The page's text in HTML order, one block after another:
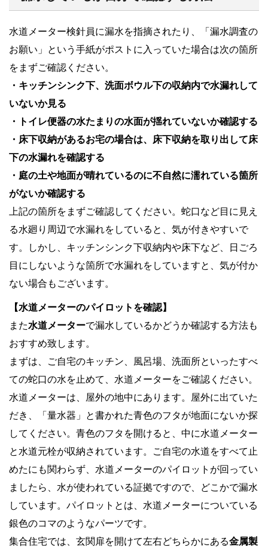
水道メーター検針員に漏水を指摘されたり、「漏水調査の
お願い」という手紙がポストに入っていた場合は次の箇所
をまずご確認ください。
・キッチンシンク下、洗面ボウル下の収納内で水漏れして
いないか見る
・トイレ便器の水たまりの水面が揺れていないか確認する
・床下収納があるお宅の場合は、床下収納を取り出して床
下の水漏れを確認する
・庭の土や地面が晴れているのに不自然に濡れている箇所
がないか確認する
上記の箇所をまずご確認してください。蛇口など目に見え
る水廻り周辺で水漏れをしていると、気が付きやすいで
す。しかし、キッチンシンク下収納内や床下など、日ごろ
目にしないような箇所で水漏れをしていますと、気が付か
ない場合もございます。
【水道メーターのパイロットを確認】
また水道メーターで漏水しているかどうか確認する方法も
おすすめ致します。
まずは、ご自宅のキッチン、風呂場、洗面所といったすべ
ての蛇口の水を止めて、水道メーターをご確認ください。
水道メーターは、屋外の地中にあります。屋外に出ていた
だき、「量水器」と書かれた青色のフタが地面にないか探
してください。青色のフタを開けると、中に水道メーター
と水道元栓が収納されています。ご自宅の水道をすべて止
めたにも関わらず、水道メーターのパイロットが回ってい
ましたら、水が使われている証拠ですので、どこかで漏水
しています。パイロットとは、水道メーターについている
銀色のコマのようなパーツです。
集合住宅では、玄関扉を開けて左右どちらかにある金属製